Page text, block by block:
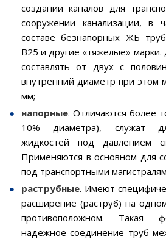
создании каналов для
сооружении канализации, в
составе безнапорных ЖБ
B25 и другие «тяжелые»
составлять от двух с
внутренний диаметр при этом
мм;
напорные. Отличаются более
10% диаметра), служат
жидкостей под давлением
Применяются в основном для
под транспортными
раструбные. Имеют
расширение (раструб) на
противоположном. Такая
надежное соединение труб